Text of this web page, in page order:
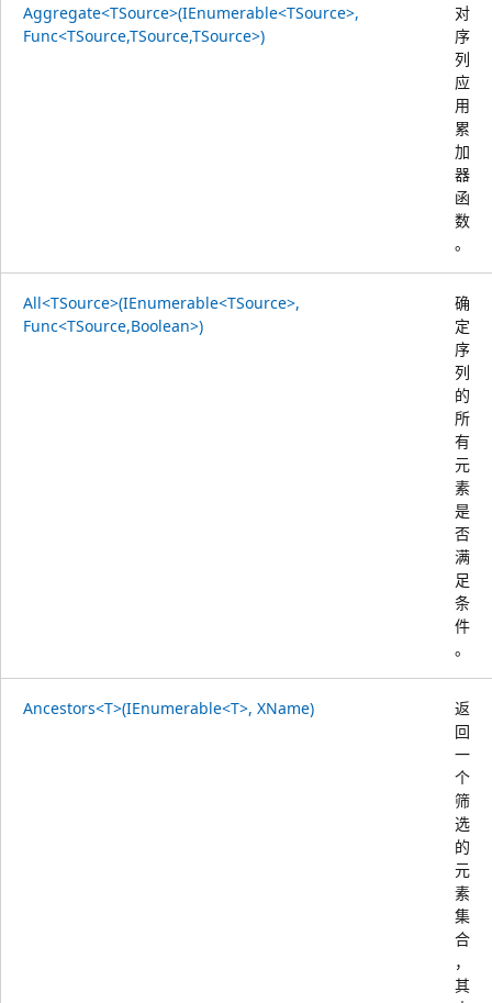
Aggregate<TSource>(IEnumerable<TSource>,
Func<TSource,TSource,TSource>)
对
序
列
应
用
累
加
器
函
数
。
All<TSource>(IEnumerable<TSource>,
Func<TSource,Boolean>)
确
定
序
列
的
所
有
元
素
是
否
满
足
条
件
。
Ancestors<T>(IEnumerable<T>, XName)
返
回
一
个
筛
选
的
元
素
集
合
，
其